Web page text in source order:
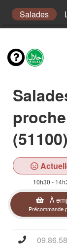
Salades
(51100)
10h30 -
À
Précommande